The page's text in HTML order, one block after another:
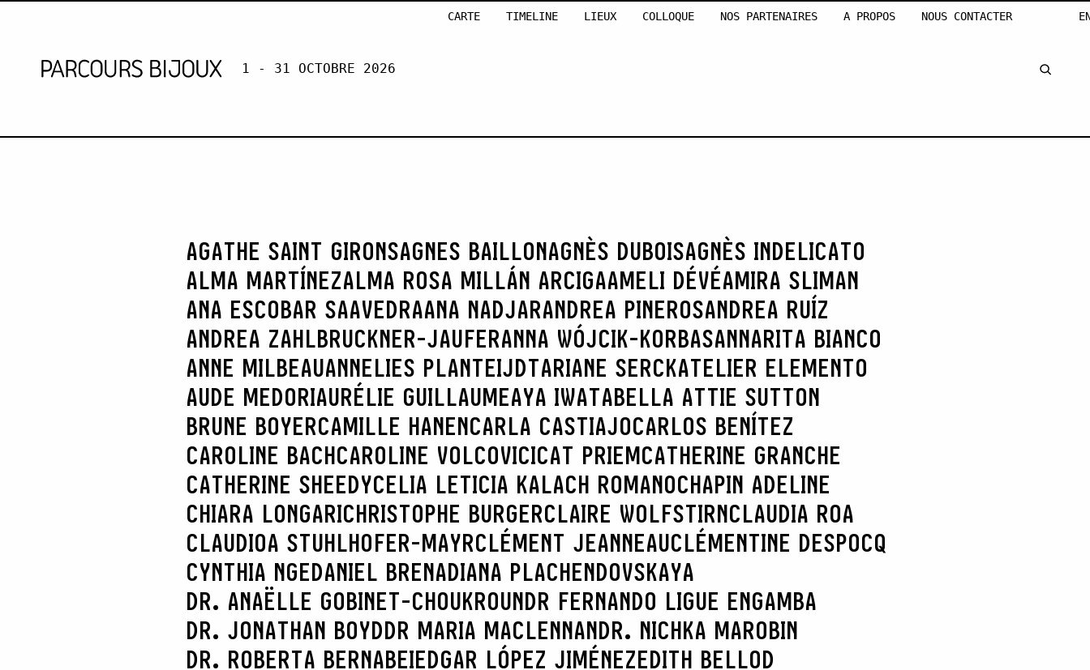
Skip to content 1 - 31 OCTOBRE 2026
CARTE TIMELINE LIEUX COLLOQUE NOS PARTENAIRES A PROPOS NOUS CONTACTER
NOLWENN OLLION
AGATHE SAINT GIRONSAGNES BAILLONAGNÈS DUBOISAGNÈS INDELICATO
ALMA MARTÍNEZALMA ROSA MILLÁN ARCIGAAMELI DÉVÉAMIRA SLIMAN
ANA ESCOBAR SAAVEDRAANA NADJARANDREA PINEROSANDREA RUÍZ
ANDREA ZAHLBRUCKNER-JAUFERANNA WÓJCIK-KORBASANNARITA BIANCO
ANNE MILBEAUANNELIES PLANTEIJDTARIANE SERCKATELIER ELEMENTO
AUDE MEDORIAURÉLIE GUILLAUMEAYA IWATABELLA ATTIE SUTTON
BRUNE BOYERCAMILLE HANENCARLA CASTIAJOCARLOS BENÍTEZ
CAROLINE BACHCAROLINE VOLCOVICICAT PRIEMCATHERINE GRANCHE
CATHERINE SHEEDYCELIA LETICIA KALACH ROMANOCHAPIN ADELINE
CHIARA LONGARICHRISTOPHE BURGERCLAIRE WOLFSTIRNCLAUDIA ROA
CLAUDIOA STUHLHOFER-MAYRCLÉMENT JEANNEAUCLÉMENTINE DESPOCQ
CYNTHIA NGEDANIEL BRENADIANA PLACHENDOVSKAYA
DR. ANAËLLE GOBINET-CHOUKROUNDR FERNANDO LIGUE ENGAMBA
DR. JONATHAN BOYDDR MARIA MACLENNANDR. NICHKA MAROBIN
DR. ROBERTA BERNABEIEDGAR LÓPEZ JIMÉNEZEDITH BELLOD